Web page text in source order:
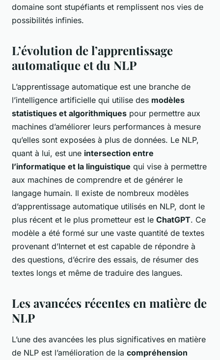
domaine sont stupéfiants et remplissent nos vies de
possibilités infinies.
L’évolution de l’apprentissage
automatique et du NLP
L’apprentissage automatique est une branche de
l’intelligence artificielle qui utilise des modèles
statistiques et algorithmiques pour permettre aux
machines d’améliorer leurs performances à mesure
qu’elles sont exposées à plus de données. Le NLP,
quant à lui, est une intersection entre
l’informatique et la linguistique qui vise à permettre
aux machines de comprendre et de générer le
langage humain. Il existe de nombreux modèles
d’apprentissage automatique utilisés en NLP, dont le
plus récent et le plus prometteur est le ChatGPT. Ce
modèle a été formé sur une vaste quantité de textes
provenant d’Internet et est capable de répondre à
des questions, d’écrire des essais, de résumer des
textes longs et même de traduire des langues.
Les avancées récentes en matière de
NLP
L’une des avancées les plus significatives en matière
de NLP est l’amélioration de la compréhension